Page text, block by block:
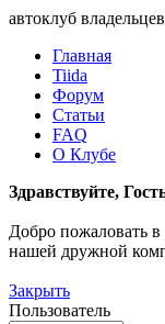
автоклуб владельцев
Главная
Tiida
Форум
Статьи
FAQ
О Клубе
Здравствуйте,
Добро пожаловать
нашей дружной
Закрыть
Пользователь